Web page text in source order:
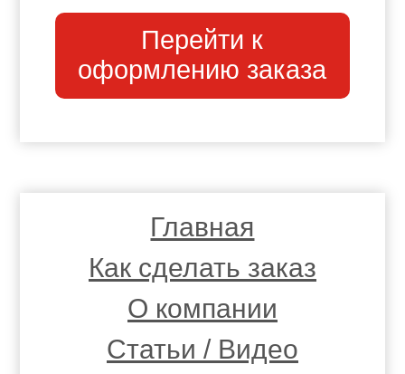
Перейти к
оформлению заказа
Главная
Как сделать заказ
О компании
Статьи / Видео